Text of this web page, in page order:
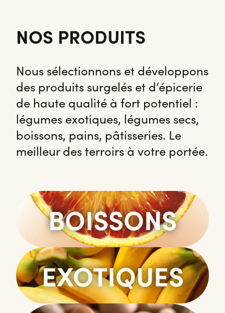
NOS PRODUITS
Nous sélectionnons et développons
des produits surgelés et d‘épicerie
de haute qualité à fort potentiel :
légumes exotiques, légumes secs,
boissons, pains, pâtisseries. Le
meilleur des terroirs à votre portée.
BOISSONS
EXOTIQUES